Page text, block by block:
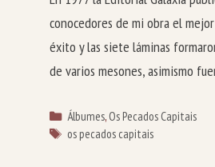
conocedores de mi obra el
éxito y las siete láminas
de varios mesones, asimismo
Categorías
Álbumes, Os Pecados Capitais
Etiquetas
os pecados capitais